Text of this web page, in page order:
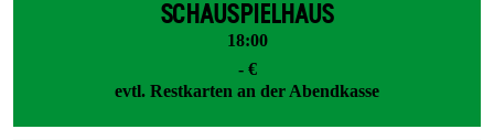
SCHAUSPIELHAUS
18:00
- €
evtl. Restkarten an der Abendkasse